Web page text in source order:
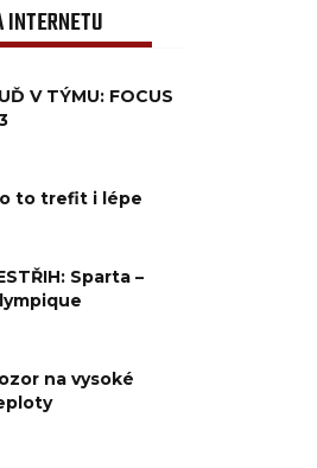
INTERNETU
V TÝMU: FOCUS
to trefit i lépe
Sparta –
na vysoké